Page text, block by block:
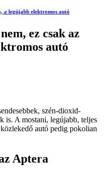
a legújabb elektromos autó
ez csak az
autó
szén-dioxid-
is. A mostani, legújabb, teljes
autó pedig pokolian
Aptera